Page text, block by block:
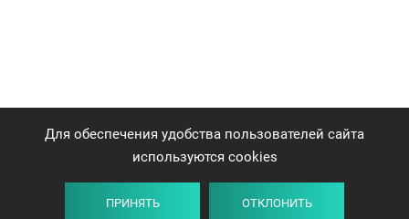
Для обеспечения удобства пользователей сайта
используются cookies
ПРИНЯТЬ ОТКЛОНИТЬ